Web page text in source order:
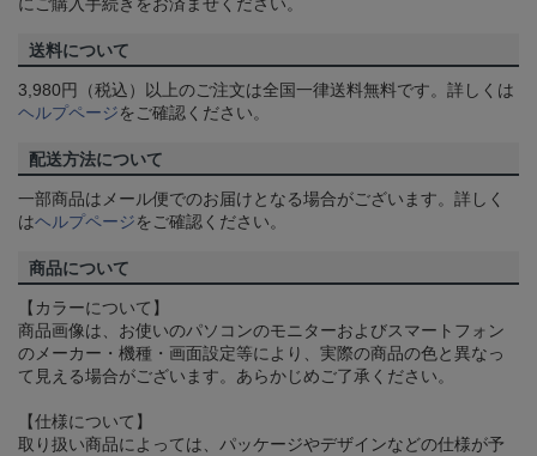
送料について
3,980円（税込）以上のご注文は全国一律送料無料です。詳しくは
ヘルプページをご確認ください。
配送方法について
一部商品はメール便でのお届けとなる場合がございます。詳しく
はヘルプページをご確認ください。
商品について
【カラーについて】
商品画像は、お使いのパソコンのモニターおよびスマートフォン
のメーカー・機種・画面設定等により、実際の商品の色と異なっ
て見える場合がございます。あらかじめご了承ください。
【仕様について】
取り扱い商品によっては、パッケージやデザインなどの仕様が予